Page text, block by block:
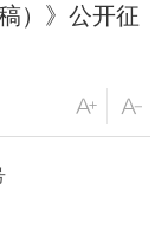
）》公开征